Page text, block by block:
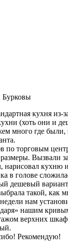
Бурковы
кухня из-
(хоть они и
много где были,
по торговым
Вызвали
нарисовал кухню
в голове
дешевый
такой, как
нам
нашим
верхних
Рекомендую!